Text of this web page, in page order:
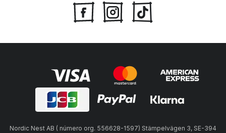
Nordic Nest AB ( número org. 556628-1597) Stämpelvägen 3, SE-394